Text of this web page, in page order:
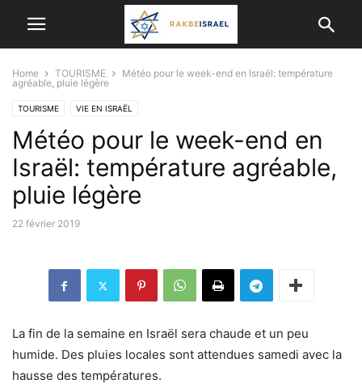
Home TOURISME
Météo pour le week-end en Israël: température
agréable, pluie légère
TOURISME VIE EN ISRAËL
Météo pour le week-end en
Israël: température agréable,
pluie légère
22 février 2019
La fin de la semaine en Israël sera chaude et un peu
humide. Des pluies locales sont attendues samedi avec la
hausse des températures.